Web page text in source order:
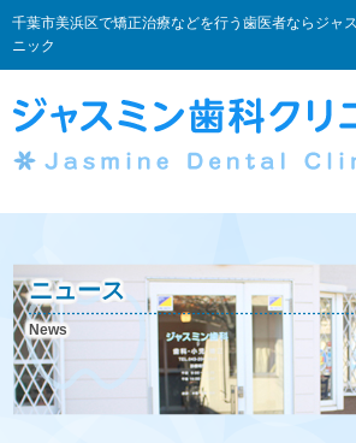
千葉市美浜区で矯正治療などを行う歯医者ならジャ
ニック
ニュース
News